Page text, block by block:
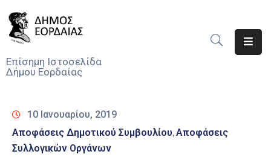
Επίσημη Ιστοσελίδα
Δήμου Εορδαίας
Νέα
Υπηρεσίες
10 Ιανουαρίου, 2019
Αποφάσεις Δημοτικού Συμβουλίου‚Αποφάσεις
Συλλογικών Οργάνων